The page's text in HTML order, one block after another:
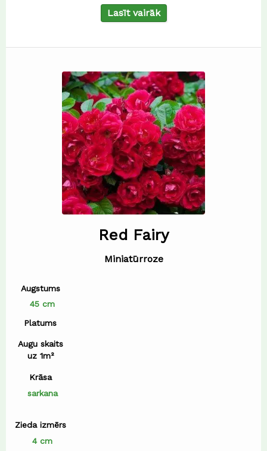
Lasīt vairāk
Red Fairy
Miniatūrroze
Augstums
45 cm
Platums
Augu skaits
uz 1m²
Krāsa
sarkana
Zieda izmērs
4 cm